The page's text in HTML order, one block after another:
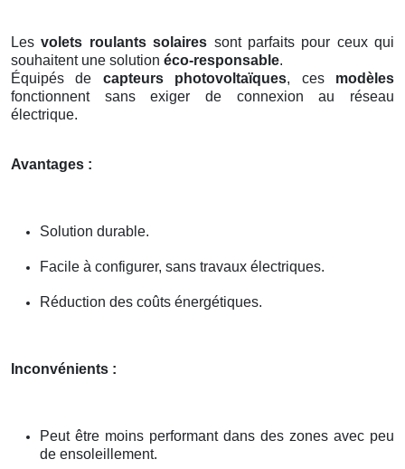
Lesvolets roulants solaires sont parfaits pour ceux qui
souhaitent une solution éco-responsable.
Équipés de capteurs photovoltaïques, ces modèles
fonctionnent sans exiger de connexion au réseau
électrique.
Avantages :
Solution durable.
Facile à configurer, sans travaux électriques.
Réduction des coûts énergétiques.
Inconvénients :
Peut être moins performant dans des zones avec peu
de ensoleillement.